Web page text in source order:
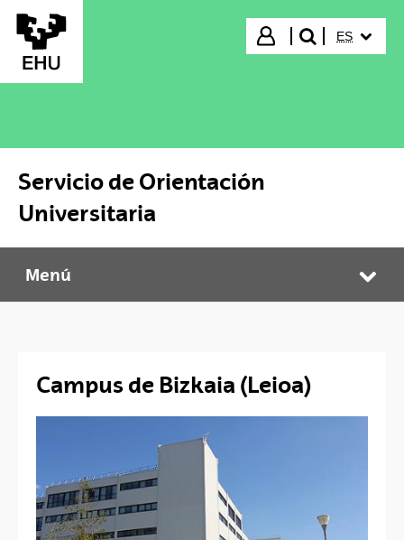
Saltar al contenido principal
Iniciar sesión
buscar"
ES
Servicio de Orientación
Universitaria
Servicio de Orientación Universitaria
Menú
Campus de Bizkaia (Leioa)